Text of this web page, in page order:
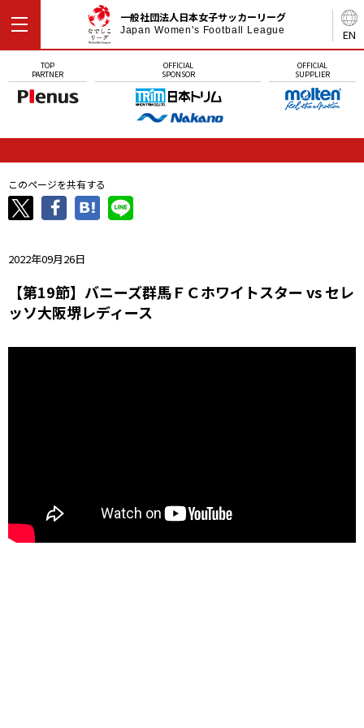
EN
一般社団法人日本女子サッカーリーグ
Japan Women's Football League
TOP
PARTNER
OFFICIAL
SPONSOR
OFFICIAL
SUPPLIER
このページを共有する
2022年09月26日
【第19節】バニーズ群馬ＦＣホワイトスター vs セレ
ッソ大阪堺レディース